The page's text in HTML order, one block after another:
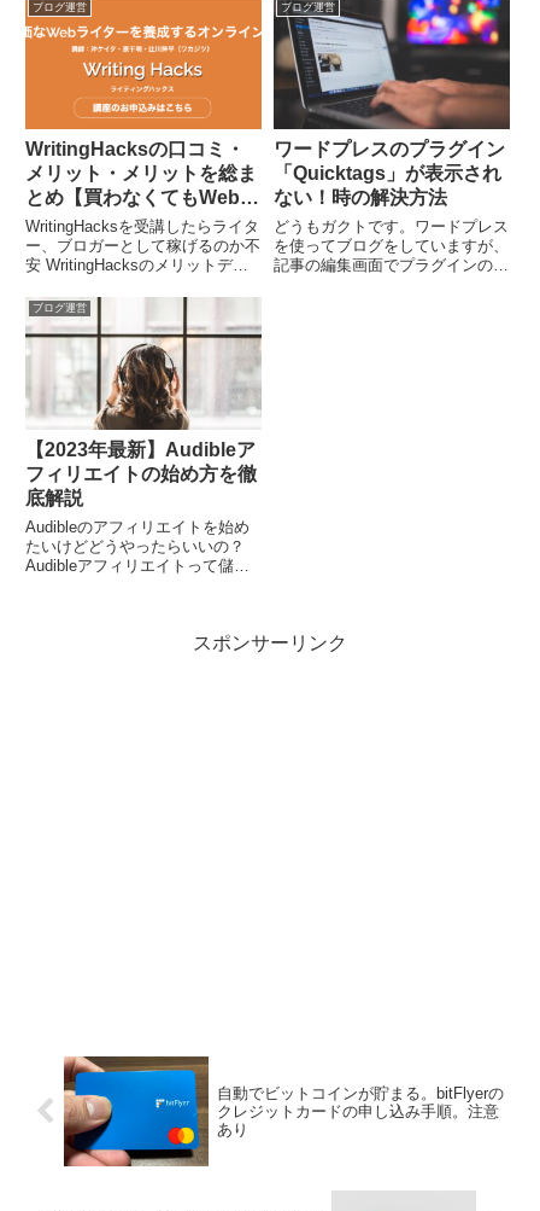
ブログ運営
WritingHacksの口コミ・
メリット・メリットを総ま
とめ【買わなくてもWebラ
イターにはなれる】
WritingHacksを受講したらライタ
ー、ブロガーとして稼げるのか不
安 WritingHacksのメリットデメ
を受講しようか独学で勉強しよう
か悩んでいるこのような疑問に答
えます。 本記事の内容 ...
ブログ運営
ワードプレスのプラグイン
「Quicktags」が表示され
ない！時の解決方法
どうもガクトです。ワードプレス
を使ってブログをしていますが、
記事の編集画面でプラグインの
ブログ運営
【2023年最新】Audibleア
フィリエイトの始め方を徹
底解説
Audibleのアフィリエイトを始め
たいけどどうやったらいいの？
Audibleアフィリエイトって儲か
悩みを抱えていませんか？ 本記スポンサーリンク
自動でビットコインが貯まる。bitFlyerの
クレジットカードの申し込み手順。注意
あり